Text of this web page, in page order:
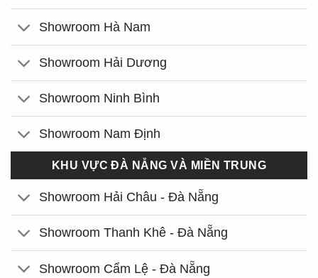
Showroom Hà Nam
Showroom Hải Dương
Showroom Ninh Bình
Showroom Nam Định
KHU VỰC ĐÀ NẴNG VÀ MIỀN TRUNG
Showroom Hải Châu - Đà Nẵng
Showroom Thanh Khê - Đà Nẵng
Showroom Cẩm Lệ - Đà Nẵng